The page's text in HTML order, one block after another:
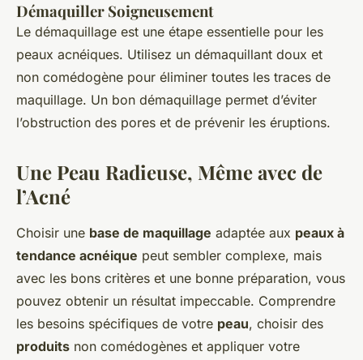
Démaquiller Soigneusement
Le démaquillage est une étape essentielle pour les
peaux acnéiques. Utilisez un démaquillant doux et
non comédogène pour éliminer toutes les traces de
maquillage. Un bon démaquillage permet d’éviter
l’obstruction des pores et de prévenir les éruptions.
Une Peau Radieuse, Même avec de
l’Acné
Choisir une base de maquillage adaptée aux peaux à
tendance acnéique peut sembler complexe, mais
avec les bons critères et une bonne préparation, vous
pouvez obtenir un résultat impeccable. Comprendre
les besoins spécifiques de votre peau, choisir des
produits non comédogènes et appliquer votre